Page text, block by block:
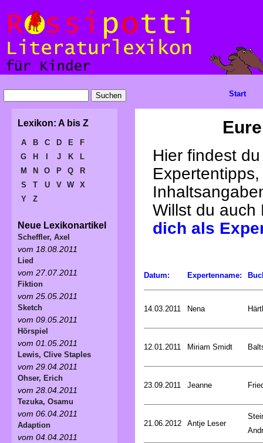
Hier findest
Willst du
dich als
Datum: Expertenname:
14.03.2011 Nena
12.01.2011 Miriam Smidt
23.09.2011 Jeanne
21.06.2012 Antje Leser
Start
Lexikon: A bis Z
A B C D E
F
G
H J K
L
M
N O P Q
R
S
T U V W
X
Y
Z
Neue Lexikonartikel
Scheffler, Axel
vom 18.08.2011
Lied
vom 27.07.2011
Fiktion
vom 25.05.2011
Sketch
vom 09.05.2011
Hörspiel
vom 01.05.2011
Lewis, Clive Staples
vom 29.04.2011
Ohser, Erich
vom 28.04.2011
Tezuka, Osamu
vom 06.04.2011
Adaption
vom 04.04.2011